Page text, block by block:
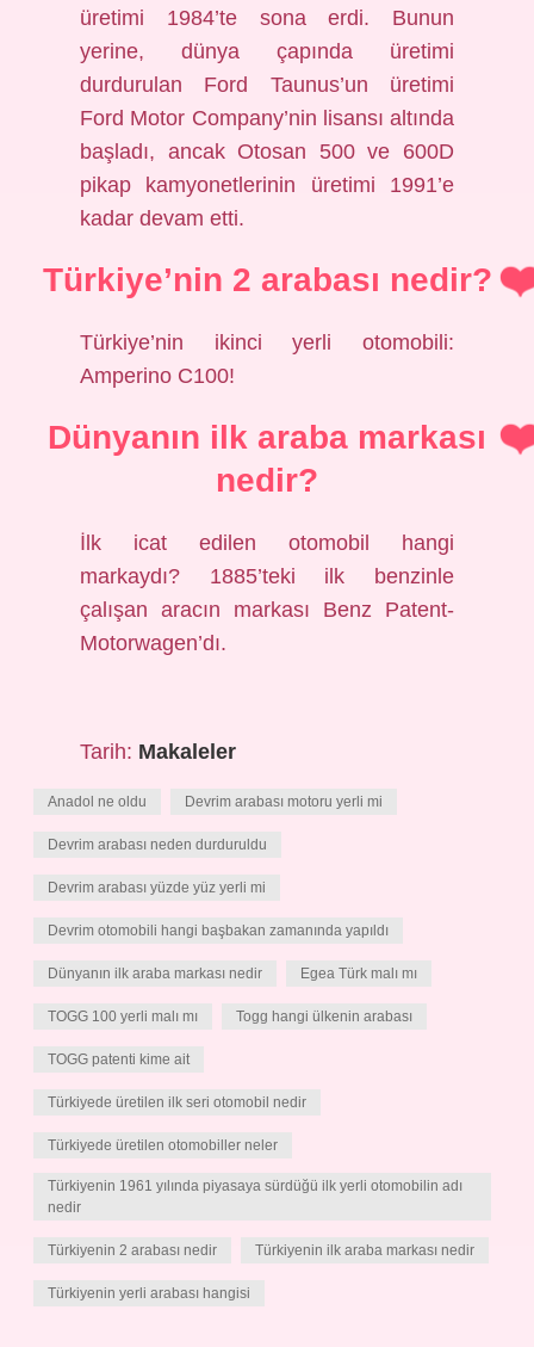
üretimi 1984’te sona erdi. Bunun
yerine, dünya çapında üretimi
durdurulan Ford Taunus’un üretimi
Ford Motor Company’nin lisansı altında
başladı, ancak Otosan 500 ve 600D
pikap kamyonetlerinin üretimi 1991’e
kadar devam etti.
Türkiye’nin 2 arabası nedir?
Türkiye’nin ikinci yerli otomobili:
Amperino C100!
Dünyanın ilk araba markası
nedir?
İlk icat edilen otomobil hangi
markaydı? 1885’teki ilk benzinle
çalışan aracın markası Benz Patent-
Motorwagen’dı.
Tarih: Makaleler
Anadol ne oldu Devrim arabası motoru yerli mi
Devrim arabası neden durduruldu
Devrim arabası yüzde yüz yerli mi
Devrim otomobili hangi başbakan zamanında yapıldı
Dünyanın ilk araba markası nedir Egea Türk malı mı
TOGG 100 yerli malı mı Togg hangi ülkenin arabası
TOGG patenti kime ait
Türkiyede üretilen ilk seri otomobil nedir
Türkiyede üretilen otomobiller neler
Türkiyenin 1961 yılında piyasaya sürdüğü ilk yerli otomobilin adı
nedir
Türkiyenin 2 arabası nedir Türkiyenin ilk araba markası nedir
Türkiyenin yerli arabası hangisi